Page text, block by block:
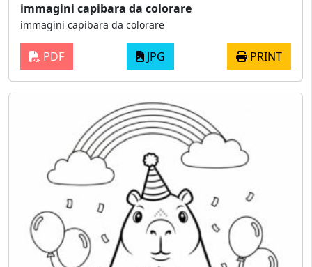
immagini capibara da colorare
immagini capibara da colorare
PDF JPG PRINT